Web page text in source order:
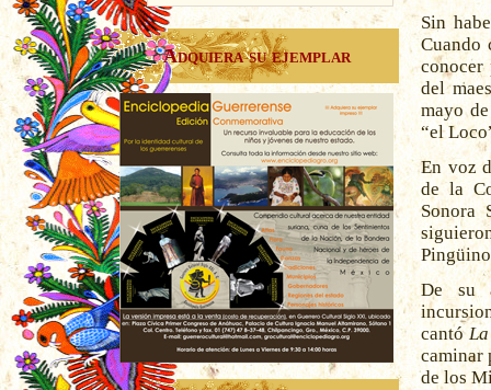
Adquiera su ejemplar
Sin
Cuando
conocer
del
mayo
“el
En voz
de la
Sonora
De su
cantó
caminar
de los